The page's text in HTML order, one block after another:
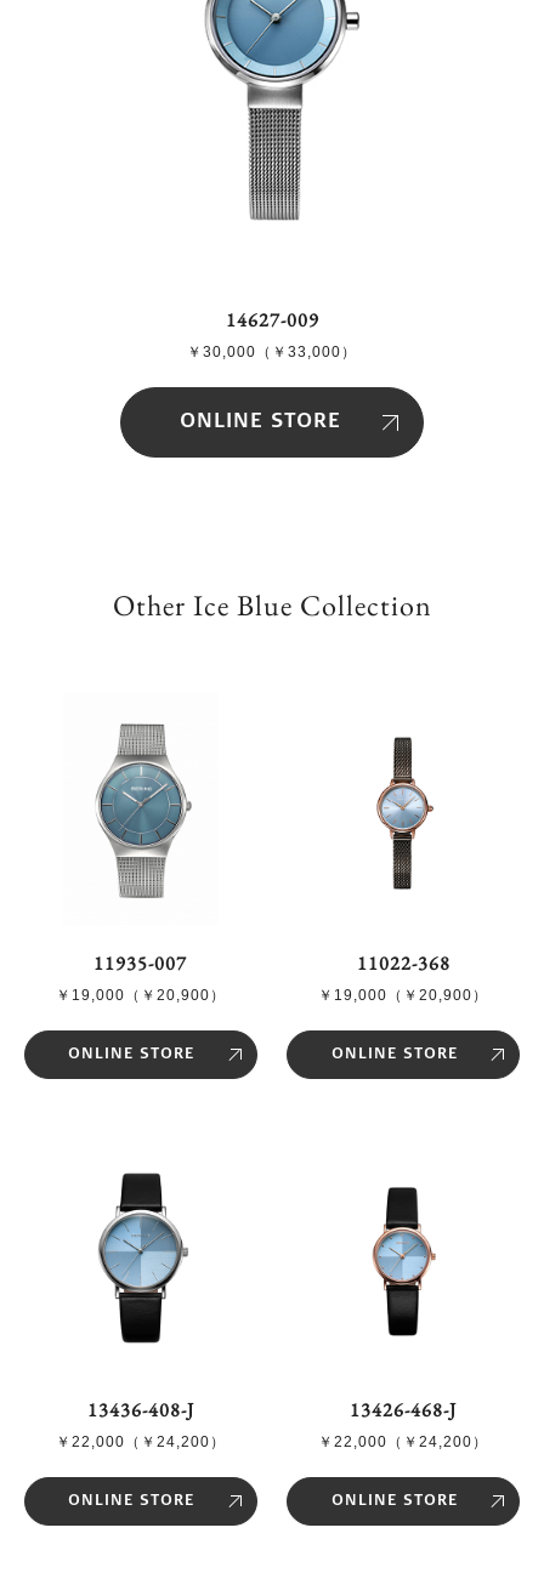
14627-009
￥30,000（￥33,000）
ONLINE STORE
Other Ice Blue Collection
11935-007
￥19,000（￥20,900）
ONLINE STORE
11022-368
￥19,000（￥20,900）
ONLINE STORE
13436-408-J
￥22,000（￥24,200）
ONLINE STORE
13426-468-J
￥22,000（￥24,200）
ONLINE STORE